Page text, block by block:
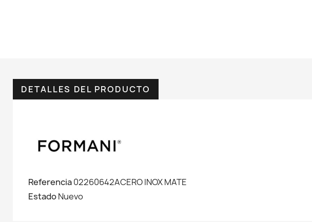
DETALLES DEL PRODUCTO
Referencia02260642ACERO INOX MATE
EstadoNuevo